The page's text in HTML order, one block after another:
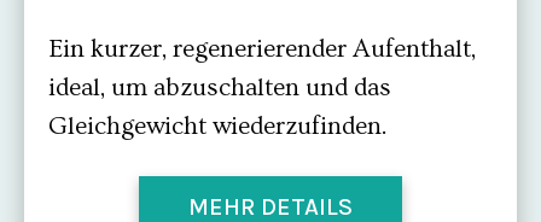
Ein kurzer, regenerierender Aufenthalt,
ideal, um abzuschalten und das
Gleichgewicht wiederzufinden.
MEHR DETAILS